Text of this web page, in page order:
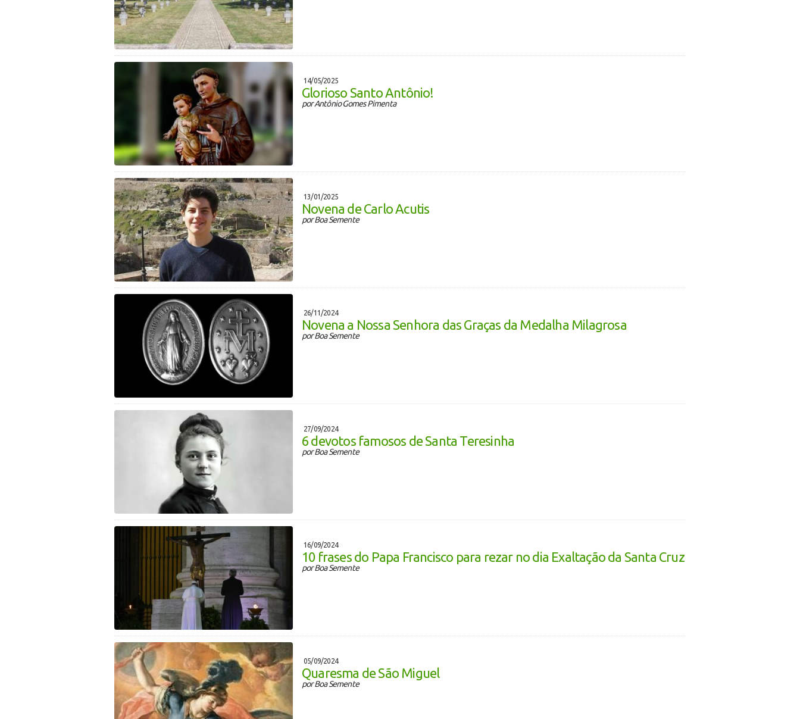
14/05/2025
Glorioso Santo Antônio!
por Antônio Gomes Pimenta
13/01/2025
Novena de Carlo Acutis
por Boa Semente
26/11/2024
Novena a Nossa Senhora das Graças da Medalha Milagrosa
por Boa Semente
27/09/2024
6 devotos famosos de Santa Teresinha
por Boa Semente
16/09/2024
10 frases do Papa Francisco para rezar no dia Exaltação da Santa Cruz
por Boa Semente
05/09/2024
Quaresma de São Miguel
por Boa Semente